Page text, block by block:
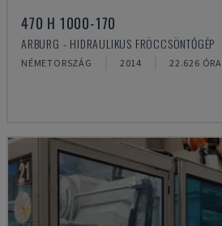
470 H 1000-170
ARBURG - HIDRAULIKUS FRÖCCSÖNTŐGÉP
NÉMETORSZÁG 2014 22.626 ÓRA